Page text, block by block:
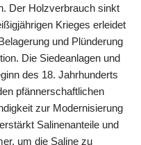
Der Holzverbrauch sinkt
Krieges erleidet
und Plünderung
Die Siedeanlagen und
des 18. Jahrhunderts
pfännerschaftlichen
zur Modernisierung
Salinenanteile und
um die Saline zu